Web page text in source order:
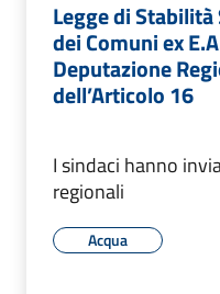
Legge di
dei Comuni ex
Deputazione
dell’Articolo 16
I sindaci hanno
regionali
Acqua